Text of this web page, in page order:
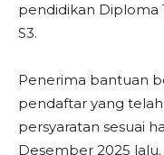
pendidikan Diploma
S3.
Penerima bantuan
pendaftar yang
persyaratan sesuai
Desember 2025 lalu.